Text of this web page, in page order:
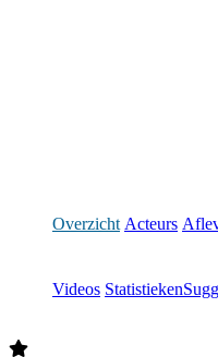
Overzicht Acteurs
Videos Statistieken